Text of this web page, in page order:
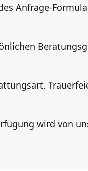
Anfrage-
wird von